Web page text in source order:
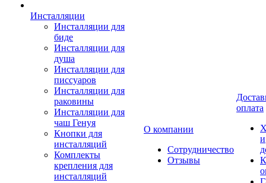
Инсталляции
Инсталляции для
биде
Инсталляции для
душа
Инсталляции для
писсуаров
Инсталляции для
раковины
Инсталляции для
чаш Генуя
Кнопки для
инсталляций
Комплекты
крепления для
инсталляций
О компании
Сотрудничество
Отзывы
оплата
и